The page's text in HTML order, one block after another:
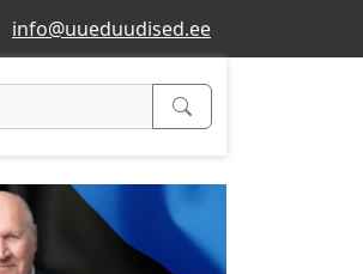
info@uueduudised.ee